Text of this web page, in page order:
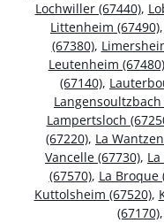
Lochwiller (67440),
Littenheim (67490),
(67380),
Leutenheim (67480)
(67140),
Langensoultzbach
Lampertsloch
(67220), La
Vancelle (67730),
(67570), La Broque
Kuttolsheim (67520),
(67170),